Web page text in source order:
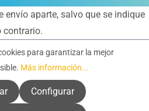
envío aparte, salvo que se indique
contrario.
para garantizar la mejor
Más información...
Configurar